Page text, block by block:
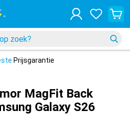
Prijsgarantie
MagFit Back
Galaxy S26